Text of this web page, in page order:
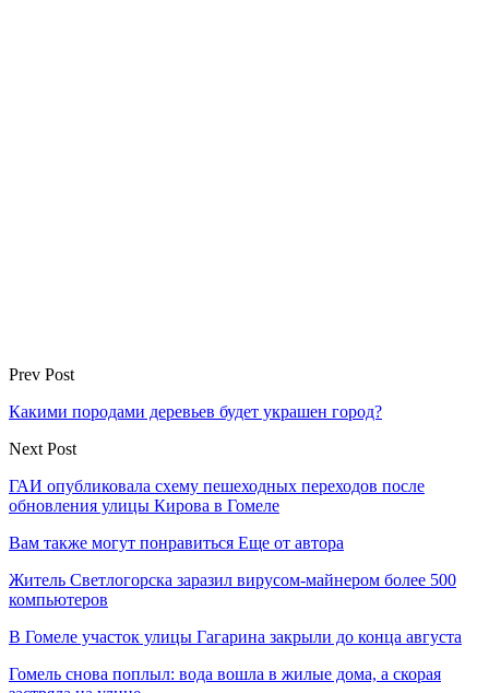
Prev Post
Какими породами деревьев будет украшен город?
Next Post
ГАИ опубликовала схему пешеходных переходов после
обновления улицы Кирова в Гомеле
Вам также могут понравиться Еще от автора
Житель Светлогорска заразил вирусом-майнером более 500
компьютеров
В Гомеле участок улицы Гагарина закрыли до конца августа
Гомель снова поплыл: вода вошла в жилые дома, а скорая